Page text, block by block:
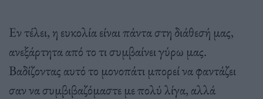
Εν τέλει, η ευκολία είναι πάντα στη διάθεσή μας,
ανεξάρτητα από το τι συμβαίνει γύρω μας.
Βαδίζοντας αυτό το μονοπάτι μπορεί να φαντάζει
σαν να συμβιβαζόμαστε με πολύ λίγα, αλλά